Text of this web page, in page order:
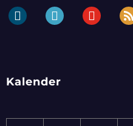
dailymotionperiscopeyoutube rss
Kalender